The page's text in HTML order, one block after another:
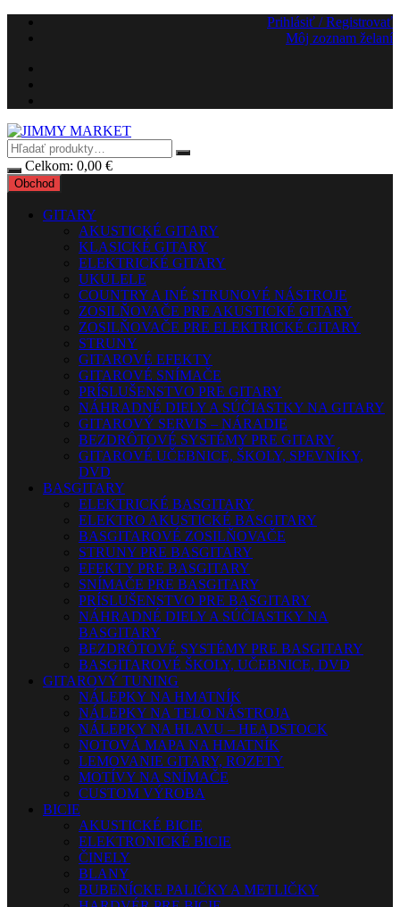
Preskočiť
Prihlásiť / Registrovať
Môj zoznam želaní
Celkom: 0,00 €
Obchod
GITARY
AKUSTICKÉ GITARY
KLASICKÉ GITARY
ELEKTRICKÉ GITARY
UKULELE
COUNTRY A INÉ STRUNOVÉ NÁSTROJE
ZOSILŇOVAČE PRE AKUSTICKÉ GITARY
ZOSILŇOVAČE PRE ELEKTRICKÉ GITARY
STRUNY
GITAROVÉ EFEKTY
GITAROVÉ SNÍMAČE
PRÍSLUŠENSTVO PRE GITARY
NÁHRADNÉ DIELY A SÚČIASTKY NA GITARY
GITAROVÝ SERVIS – NÁRADIE
BEZDRÔTOVÉ SYSTÉMY PRE GITARY
GITAROVÉ UČEBNICE, ŠKOLY, SPEVNÍKY,
DVD
BASGITARY
ELEKTRICKÉ BASGITARY
ELEKTRO AKUSTICKÉ BASGITARY
BASGITAROVÉ ZOSILŇOVAČE
STRUNY PRE BASGITARY
EFEKTY PRE BASGITARY
SNÍMAČE PRE BASGITARY
PRÍSLUŠENSTVO PRE BASGITARY
NÁHRADNÉ DIELY A SÚČIASTKY NA
BASGITARY
BEZDRÔTOVÉ SYSTÉMY PRE BASGITARY
BASGITAROVÉ ŠKOLY, UČEBNICE, DVD
GITAROVÝ TUNING
NÁLEPKY NA HMATNÍK
NÁLEPKY NA TELO NÁSTROJA
NÁLEPKY NA HLAVU – HEADSTOCK
NOTOVÁ MAPA NA HMATNÍK
LEMOVANIE GITARY, ROZETY
MOTÍVY NA SNÍMAČE
CUSTOM VÝROBA
BICIE
AKUSTICKÉ BICIE
ELEKTRONICKÉ BICIE
ČINELY
BLANY
BUBENÍCKE PALIČKY A METLIČKY